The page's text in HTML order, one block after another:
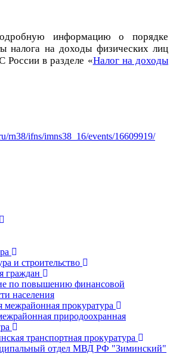
информацию о порядке
налога на доходы физических лиц
в разделе «Налог на доходы
rn38/ifns/imns38_16/events/16609919/
и строительство
граждан
по повышению финансовой
населения
межрайонная прокуратура
природоохранная
транспортная прокуратура
отдел МВД РФ "Зиминский"